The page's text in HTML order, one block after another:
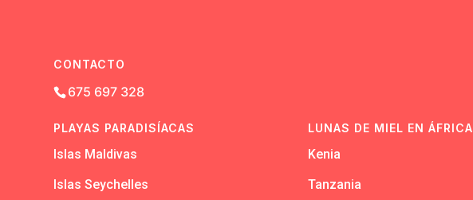
CONTACTO
675 697 328
PLAYAS PARADISÍACAS
Islas Maldivas
Islas Seychelles
LUNAS DE MIEL EN ÁFRICA
Kenia
Tanzania